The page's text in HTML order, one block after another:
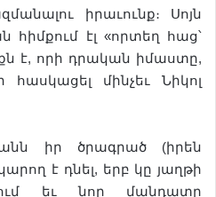
իրաւունք։ Սոյն
էլ «որտեղ հաց՝
է, որի դրական իմաստը,
մինչեւ Նիկոլ
իր ծրագրած (իրեն
է դնել, երբ կը յաղթի
եւ նոր մանդատը